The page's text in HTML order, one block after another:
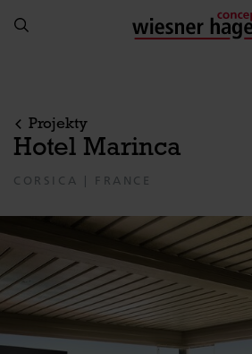
Projekty
Hotel Marinca
CORSICA | FRANCE